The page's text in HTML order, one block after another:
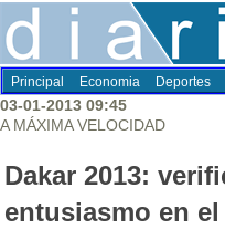
Principal Economia Deportes
03-01-2013 09:45
A MÁXIMA VELOCIDAD
Dakar 2013:
entusiasmo en